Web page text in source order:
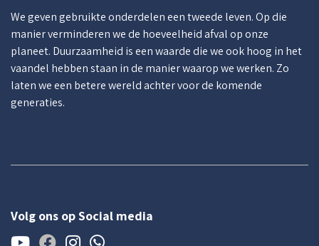
We geven gebruikte onderdelen een tweede leven. Op die
manier verminderen we de hoeveelheid afval op onze
planeet. Duurzaamheid is een waarde die we ook hoog in het
vaandel hebben staan in de manier waarop we werken. Zo
laten we een betere wereld achter voor de komende
generaties.
Volg ons op Social media